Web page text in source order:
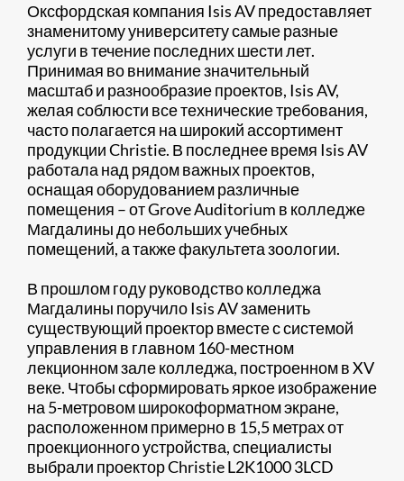
Оксфордская компания Isis AV предоставляет
знаменитому университету самые разные
услуги в течение последних шести лет.
Принимая во внимание значительный
масштаб и разнообразие проектов, Isis AV,
желая соблюсти все технические требования,
часто полагается на широкий ассортимент
продукции Christie. В последнее время Isis AV
работала над рядом важных проектов,
оснащая оборудованием различные
помещения – от Grove Auditorium в колледже
Магдалины до небольших учебных
помещений, а также факультета зоологии.
В прошлом году руководство колледжа
Магдалины поручило Isis AV заменить
существующий проектор вместе с системой
управления в главном 160-местном
лекционном зале колледжа, построенном в XV
веке. Чтобы сформировать яркое изображение
на 5-метровом широкоформатном экране,
расположенном примерно в 15,5 метрах от
проекционного устройства, специалисты
выбрали проектор Christie L2K1000 3LCD